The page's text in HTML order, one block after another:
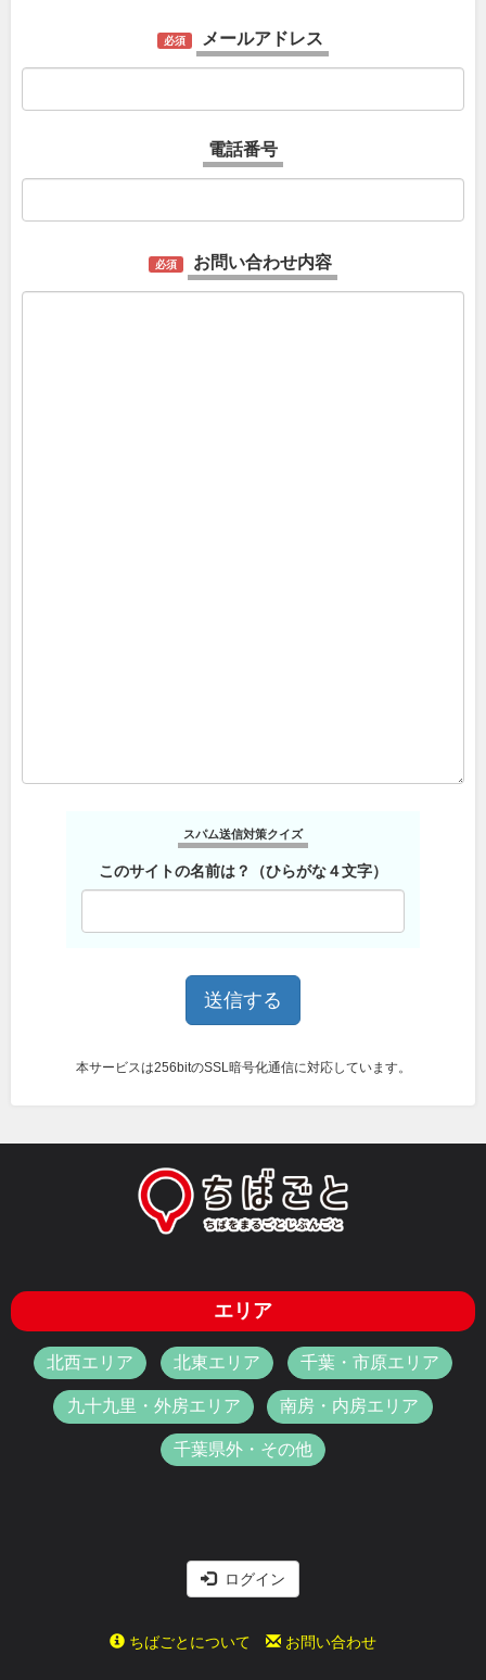
必須 メールアドレス
電話番号
必須 お問い合わせ内容
スパム送信対策クイズ
このサイトの名前は？（ひらがな４文字）
本サービスは256bitのSSL暗号化通信に対応しています。
エリア
北西エリア 北東エリア 千葉・市原エリア
九十九里・外房エリア 南房・内房エリア
千葉県外・その他
ログイン
ちばごとについて お問い合わせ